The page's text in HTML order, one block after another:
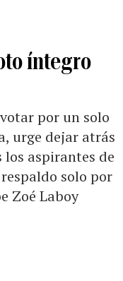
íntegro
por un solo
urge dejar atrás
aspirantes de
solo por
Zoé Laboy